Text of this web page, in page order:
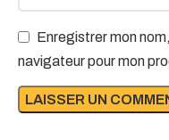
Enregistrer mon
navigateur pour mon